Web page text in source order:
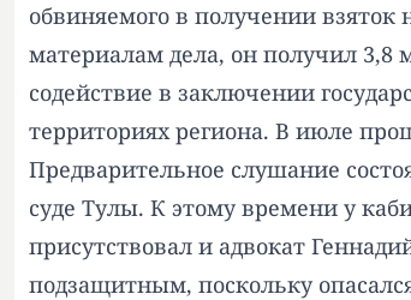
обвиняемого в получении
материалам дела, он получил 3,8
содействие в заключении
территориях региона. В июле
Предварительное слушание
суде Тулы. К этому времени у
присутствовал и адвокат
подзащитным, поскольку